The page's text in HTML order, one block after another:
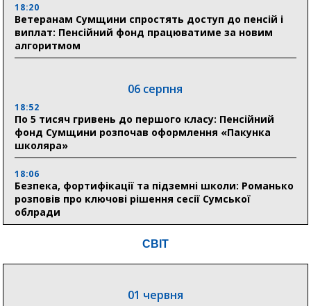
18:20
Ветеранам Сумщини спростять доступ до пенсій і
виплат: Пенсійний фонд працюватиме за новим
алгоритмом
06 серпня
18:52
По 5 тисяч гривень до першого класу: Пенсійний
фонд Сумщини розпочав оформлення «Пакунка
школяра»
18:06
Безпека, фортифікації та підземні школи: Романько
розповів про ключові рішення сесії Сумської
облради
Поки літо плавить асфальт: 5 книжкових історій із
зимовим настроєм
СВІТ
01 червня